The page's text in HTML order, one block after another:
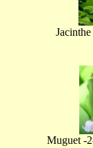
Muguet -